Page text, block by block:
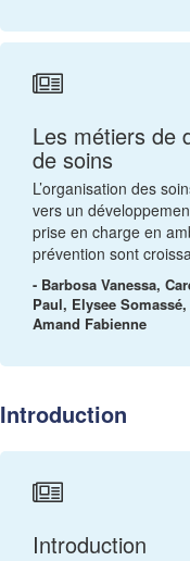
Les métiers de
de soins
L’organisation des
vers un
prise en charge en
prévention sont
- Barbosa Vanessa,
Paul, Elysee
Amand Fabienne
Introduction
Introduction